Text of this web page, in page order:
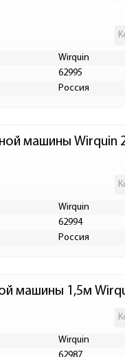
Wirquin
62995
Россия
машины Wirquin
Wirquin
62994
Россия
машины 1,5м
Wirquin